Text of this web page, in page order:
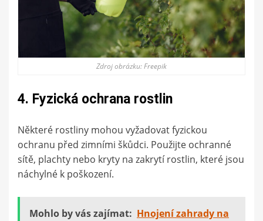
Zdroj obrázku: Freepik
4. Fyzická ochrana rostlin
Některé rostliny mohou vyžadovat fyzickou
ochranu před zimními škůdci. Použijte ochranné
sítě, plachty nebo kryty na zakrytí rostlin, které jsou
náchylné k poškození.
Mohlo by vás zajímat: Hnojení zahrady na